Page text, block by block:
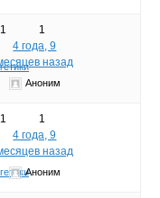
1
1
4 года, 9
назад
Аноним
1
1
4 года, 9
назад
Аноним